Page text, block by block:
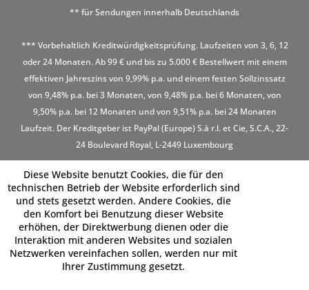
** für Sendungen innerhalb Deutschlands
*** Vorbehaltlich Kreditwürdigkeitsprüfung. Laufzeiten von 3, 6, 12
oder 24 Monaten. Ab 99 € und bis zu 5.000 € Bestellwert mit einem
effektiven Jahreszins von 9,99% p.a. und einem festen Sollzinssatz
von 9,48% p.a. bei 3 Monaten, von 9,48% p.a. bei 6 Monaten, von
9,50% p.a. bei 12 Monaten und von 9,51% p.a. bei 24 Monaten
Laufzeit. Der Kreditgeber ist PayPal (Europe) S.à r.l. et Cie, S.C.A., 22-
24 Boulevard Royal, L-2449 Luxembourg
Diese Website benutzt Cookies, die für den
technischen Betrieb der Website erforderlich sind
und stets gesetzt werden. Andere Cookies, die
den Komfort bei Benutzung dieser Website
erhöhen, der Direktwerbung dienen oder die
Interaktion mit anderen Websites und sozialen
Netzwerken vereinfachen sollen, werden nur mit
Ihrer Zustimmung gesetzt.